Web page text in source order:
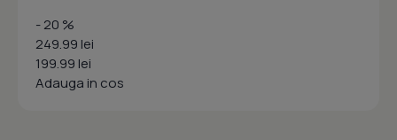
- 20 %
249.99 lei
199.99 lei
Adauga in cos